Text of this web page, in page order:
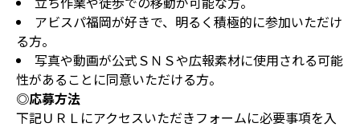
アビスパ福岡が好きで、明るく積極的に参加いただけ
る方。
写真や動画が公式ＳＮＳや広報素材に使用される可能
性があることに同意いただける方。
◎応募方法
下記ＵＲＬにアクセスいただきフォームに必要事項を入